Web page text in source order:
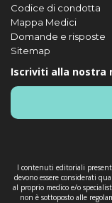
Codice di condotta
Mappa Medici
Domande e risposte
Sitemap
Iscriviti alla nostra
I contenuti editoriali
devono essere considerati
al proprio medico e/o
non è sottoposto alle